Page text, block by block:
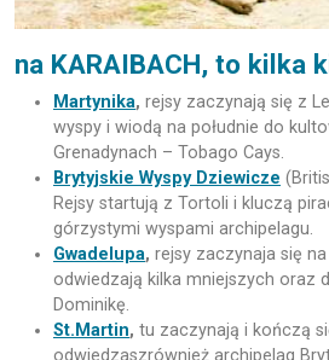
na KARAIBACH, to kilka
Martynika, rejsy zaczynają się z
wyspy i wiodą na południe do
Grenadynach – Tobago Cays.
Brytyjskie Wyspy Dziewicze
Rejsy startują z Tortoli i kluczą
górzystymi wyspami archipelagu.
Gwadelupa, rejsy zaczynaja się
odwiedzają kilka mniejszych oraz
Dominikę.
St.Martin, tu zaczynają i kończą
odwiedzaszrównież archipelag